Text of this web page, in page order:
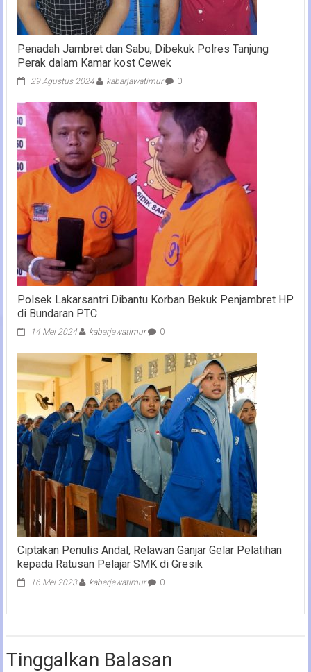
Penadah Jambret dan Sabu, Dibekuk Polres Tanjung
Perak dalam Kamar kost Cewek
29 Agustus 2024 kabarjawatimur 0
Polsek Lakarsantri Dibantu Korban Bekuk Penjambret HP
di Bundaran PTC
14 Mei 2024 kabarjawatimur 0
Ciptakan Penulis Andal, Relawan Ganjar Gelar Pelatihan
kepada Ratusan Pelajar SMK di Gresik
16 Mei 2023 kabarjawatimur 0
Tinggalkan Balasan